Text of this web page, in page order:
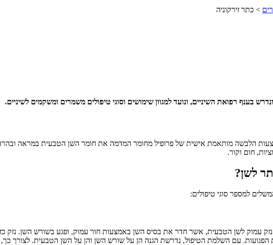
> כתר זירקוניה
בענף רפואת השיניים, ונועד למגוון שימושים וסוגי טיפולים משמרים ומשקמים לשיניים.
הלבשה מותאמת אישית של פרופיל מחומר המדמה את חומר השן הטבעית במראה
חום וקור.
לשן?
למספר סוגי טיפולים:
עמוק לשן הטבעית, אשר חדר את בסיס השן באמצעות חור עמוק, ופגע בשורש השן. נזק
הפגועות. עם השלמת הטיפול, נדרשת הגנה הן על שורש השן והן על השן הטבעית. לצורך